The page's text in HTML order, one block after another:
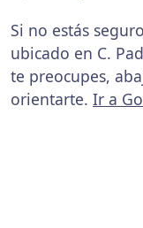
Si no estás
ubicado en C.
te preocupes,
orientarte. Ir a